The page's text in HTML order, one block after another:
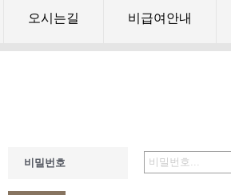
오시는길 비급여안내
비밀번호